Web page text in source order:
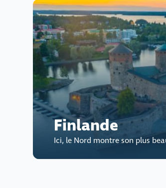
Finlande
Ici, le Nord montre son plus